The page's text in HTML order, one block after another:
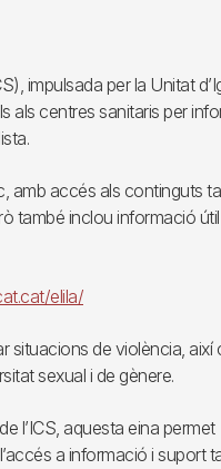
impulsada per la Unitat
als centres sanitaris per
amb accés als continguts
també inclou informació
elila/
situacions de violència, així
sexual i de gènere.
l’ICS, aquesta eina permet
a informació i suport